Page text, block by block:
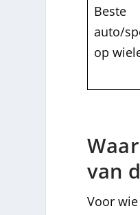
Beste
auto/
op
van
Voor